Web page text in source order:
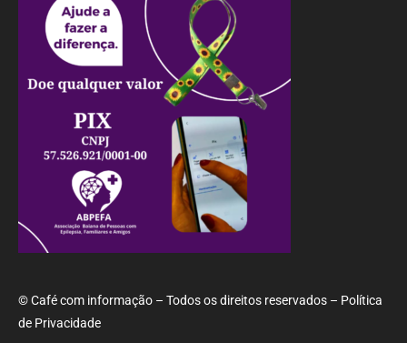
© Café com informação – Todos os direitos reservados – Política
de Privacidade